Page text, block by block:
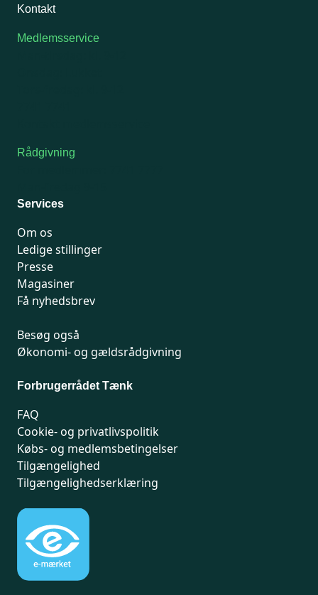
Kontakt
Medlemsservice
Rådgivning
Services
Om os
Ledige stillinger
Presse
Magasiner
Få nyhedsbrev
Besøg også
Økonomi- og gældsrådgivning
Forbrugerrådet Tænk
FAQ
Cookie- og privatlivspolitik
Købs- og medlemsbetingelser
Tilgængelighed
Tilgængelighedserklæring